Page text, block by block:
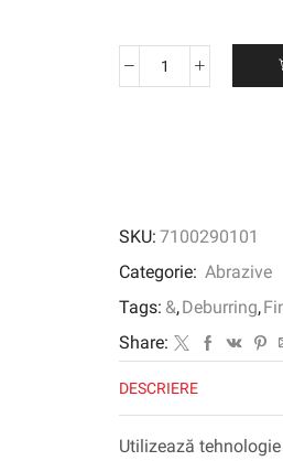
Cantitate
Pro
Unitized
DP-
UW,
127
mm
x
6,35
SKU: 7100290101
Categorie: Abrazive
Tags: &,Deburring,
Share:
DESCRIERE
Utilizează